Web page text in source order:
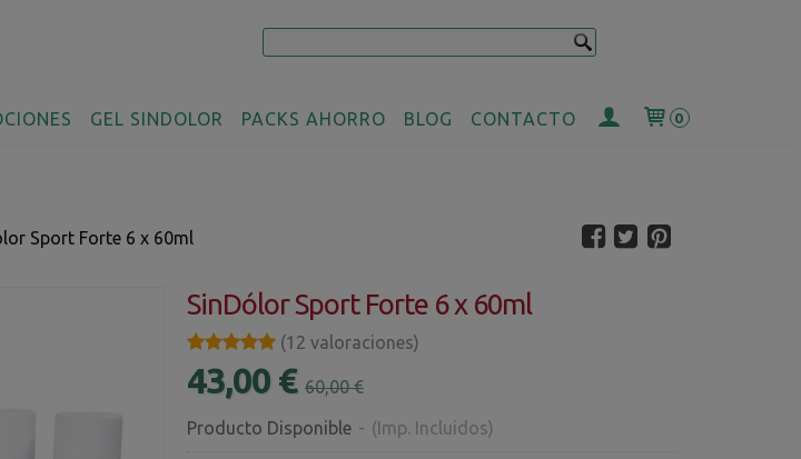
GEL SINDOLOR PACKS AHORRO BLOG CONTACTO 0
Sport Forte 6 x 60ml
SinDólor Sport Forte 6 x 60ml
★★★★★
★★★★★ (12 valoraciones)
43,00 € 60,00 €
Producto Disponible - (Imp. Incluidos)